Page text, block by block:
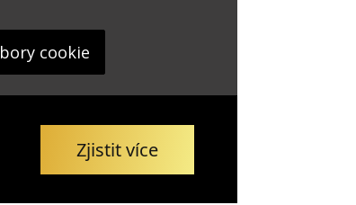
cookie
Zjistit více